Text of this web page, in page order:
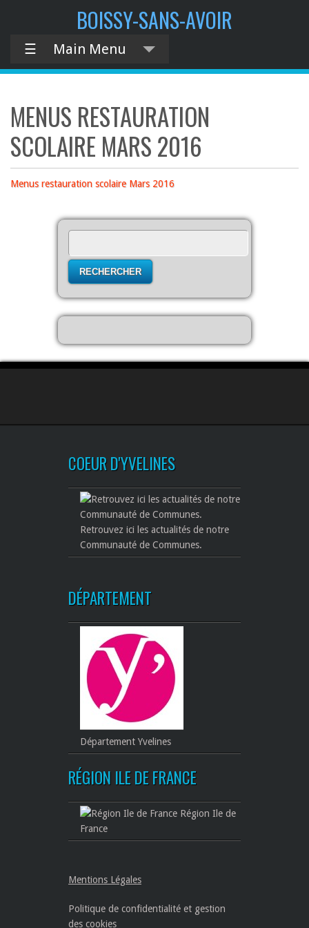
BOISSY-SANS-AVOIR
☰ Main Menu
MENUS RESTAURATION
SCOLAIRE MARS 2016
Menus restauration scolaire Mars 2016
COEUR D'YVELINES
Retrouvez ici les actualités de notre
Communauté de Communes.
DÉPARTEMENT
Département Yvelines
RÉGION ILE DE FRANCE
Région Ile de
France
Mentions Légales
Politique de confidentialité et gestion
des cookies